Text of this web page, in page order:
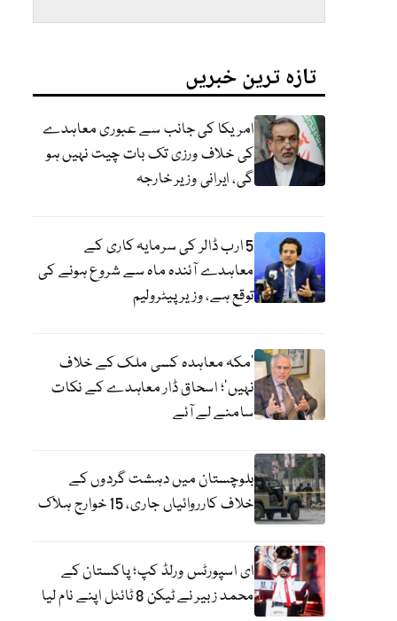
تازہ ترین خبریں
امریکا کی جانب سے عبوری معاہدے
کی خلاف ورزی تک بات چیت نہیں ہو
گی، ایرانی وزیر خارجہ
5 ارب ڈالر کی سرمایہ کاری کے
معاہدے آئندہ ماہ سے شروع ہونے کی
توقع ہے، وزیر پیٹرولیم
‘مکہ معاہدہ کسی ملک کے خلاف
نہیں’؛ اسحاق ڈار معاہدے کے نکات
سامنے لے آئے
بلوچستان میں دہشت گردوں کے
خلاف کارروائیاں جاری، 15 خوارج ہلاک
ای اسپورٹس ورلڈ کپ؛ پاکستان کے
محمد زبیر نے ٹیکن 8 ٹائٹل اپنے نام لیا